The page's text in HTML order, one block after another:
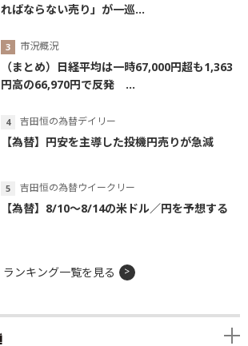
ればならない売り」が一巡...
市況概況
（まとめ）日経平均は一時67,000円超も1,363
円高の66,970円で反発 ...
吉田恒の為替デイリー
【為替】円安を主導した投機円売りが急減
吉田恒の為替ウイークリー
【為替】8/10～8/14の米ドル／円を予想する
ランキング一覧を見る